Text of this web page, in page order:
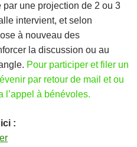
une projection de 2 ou 3
intervient, et selon
à nouveau des
la discussion ou au
Pour participer et filer un
par retour de mail et ou
l’appel à bénévoles.
: